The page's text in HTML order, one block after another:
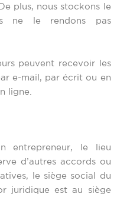
plus, nous stockons le
ne le rendons pas
peuvent recevoir les
e-mail, par écrit ou en
ligne.
entrepreneur, le lieu
d’autres accords ou
le siège social du
juridique est au siège